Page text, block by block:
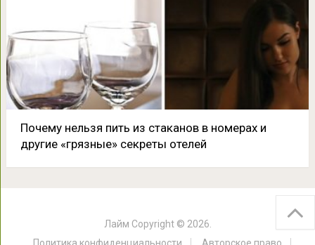
Почему нельзя пить из стаканов в номерах и
другие «грязные» секреты отелей
Лайм Copyright © 2026.
Политика конфиденциальности
Авторское право